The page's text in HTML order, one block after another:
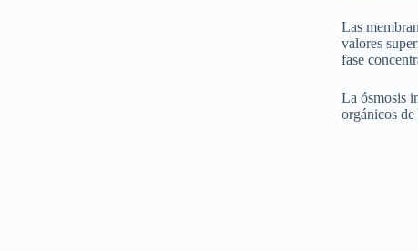
Las
valores
fase
La ósmosis
orgánicos